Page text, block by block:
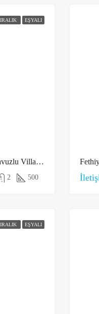
EŞYALI
Fethiye’de Ultra Lüks Manzaralı ve Havuzlu Villalar 1
2 500
EŞYALI